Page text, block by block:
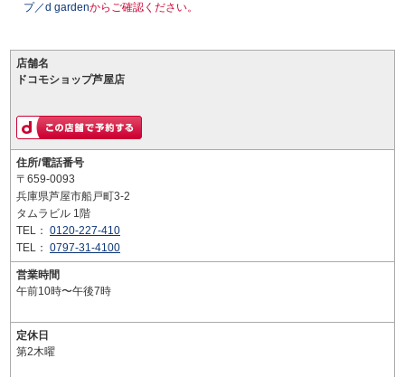
プ／d gardenからご確認ください。
店舗名
ドコモショップ芦屋店
住所/電話番号
〒659-0093
兵庫県芦屋市船戸町3-2
タムラビル 1階
TEL： 0120-227-410
TEL： 0797-31-4100
営業時間
午前10時〜午後7時
定休日
第2木曜